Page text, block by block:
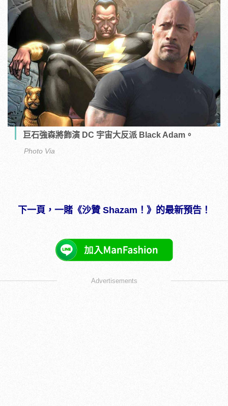
巨石強森將飾演 DC 宇宙大反派 Black Adam。
Photo Via
下一頁，一賭《沙贊 Shazam！》的最新預告！
Advertisements